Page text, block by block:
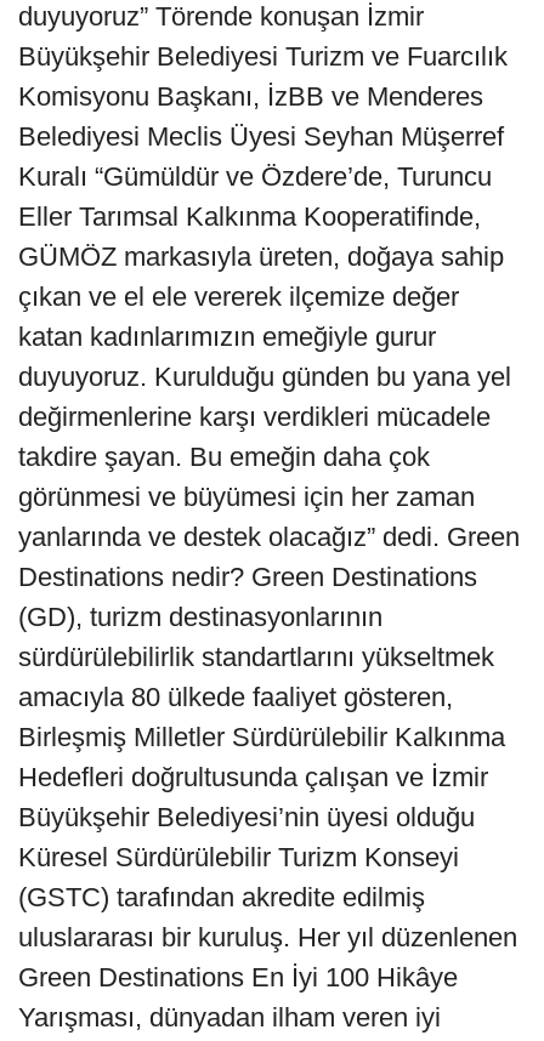
duyuyoruz” Törende konuşan İzmir
Büyükşehir Belediyesi Turizm ve Fuarcılık
Komisyonu Başkanı, İzBB ve Menderes
Belediyesi Meclis Üyesi Seyhan Müşerref
Kuralı “Gümüldür ve Özdere’de, Turuncu
Eller Tarımsal Kalkınma Kooperatifinde,
GÜMÖZ markasıyla üreten, doğaya sahip
çıkan ve el ele vererek ilçemize değer
katan kadınlarımızın emeğiyle gurur
duyuyoruz. Kurulduğu günden bu yana yel
değirmenlerine karşı verdikleri mücadele
takdire şayan. Bu emeğin daha çok
görünmesi ve büyümesi için her zaman
yanlarında ve destek olacağız” dedi. Green
Destinations nedir? Green Destinations
(GD), turizm destinasyonlarının
sürdürülebilirlik standartlarını yükseltmek
amacıyla 80 ülkede faaliyet gösteren,
Birleşmiş Milletler Sürdürülebilir Kalkınma
Hedefleri doğrultusunda çalışan ve İzmir
Büyükşehir Belediyesi’nin üyesi olduğu
Küresel Sürdürülebilir Turizm Konseyi
(GSTC) tarafından akredite edilmiş
uluslararası bir kuruluş. Her yıl düzenlenen
Green Destinations En İyi 100 Hikâye
Yarışması, dünyadan ilham veren iyi